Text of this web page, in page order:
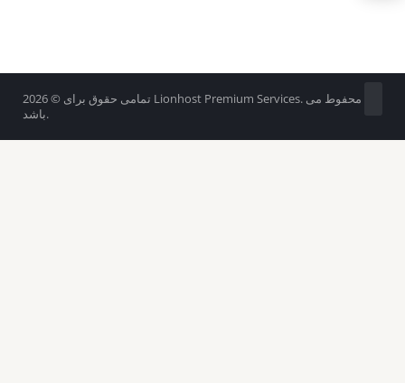
تمامی حقوق برای © 2026 Lionhost Premium Services. محفوط می
باشد.